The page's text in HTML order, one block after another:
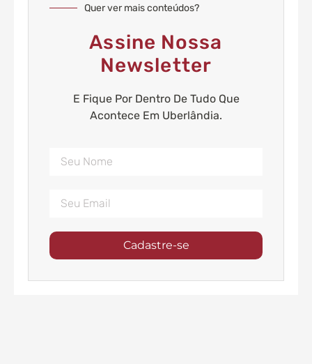
Quer ver mais conteúdos?
Assine Nossa
Newsletter
E Fique Por Dentro De Tudo Que
Acontece Em Uberlândia.
Cadastre-se